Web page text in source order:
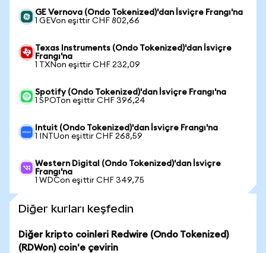
GE Vernova (Ondo Tokenized)'dan İsviçre Frangı'na
1 GEVon eşittir CHF 802,66
Texas Instruments (Ondo Tokenized)'dan İsviçre
Frangı'na
1 TXNon eşittir CHF 232,09
Spotify (Ondo Tokenized)'dan İsviçre Frangı'na
1 SPOTon eşittir CHF 396,24
Intuit (Ondo Tokenized)'dan İsviçre Frangı'na
1 INTUon eşittir CHF 268,59
Western Digital (Ondo Tokenized)'dan İsviçre
Frangı'na
1 WDCon eşittir CHF 349,75
Diğer kurları keşfedin
Diğer kripto coinleri Redwire (Ondo Tokenized)
(RDWon) coin'e çevirin